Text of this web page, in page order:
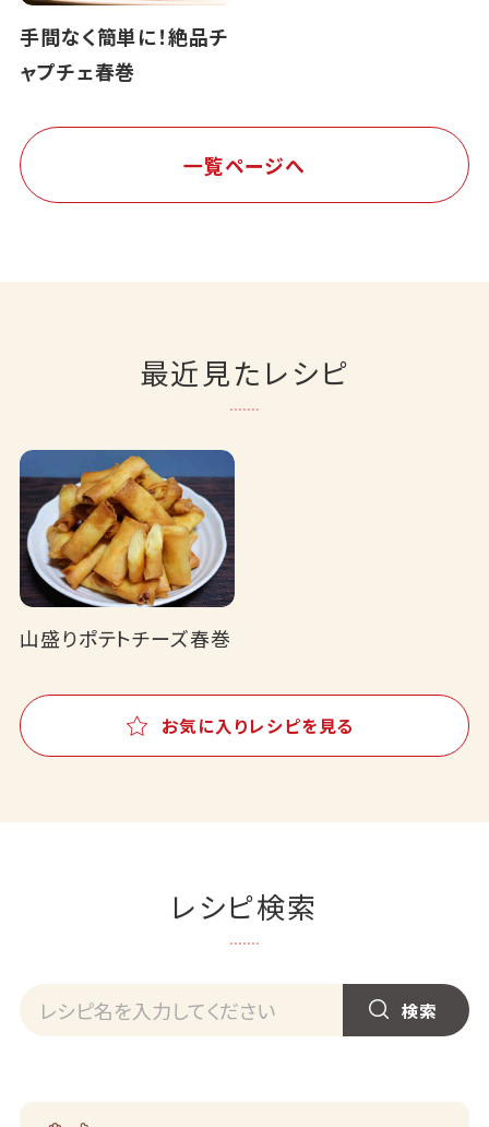
手間なく簡単に！絶品チ
ャプチェ春巻
一覧ページへ
最近見たレシピ
山盛りポテトチーズ春巻
お気に入りレシピを見る
レシピ検索